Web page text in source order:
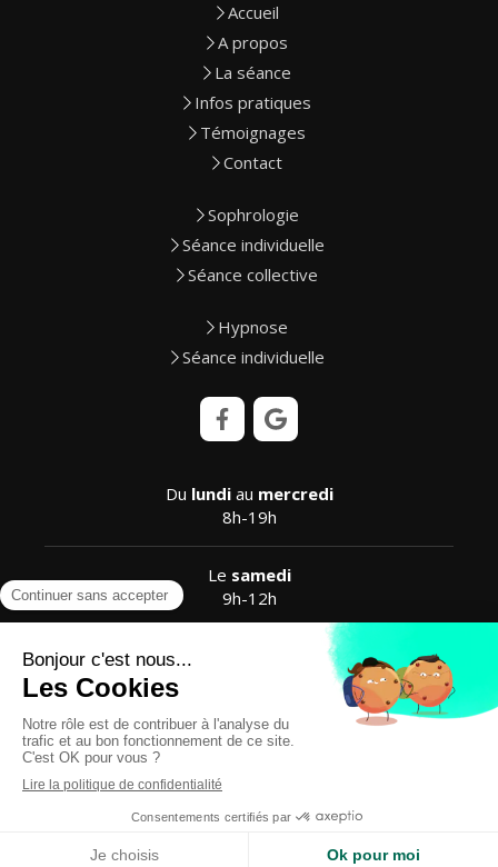
Accueil
A propos
La séance
Infos pratiques
Témoignages
Contact
Sophrologie
Séance individuelle
Séance collective
Hypnose
Séance individuelle
Du lundiau mercredi
8h-19h
Le samedi
9h-12h
Création et référencement du site par Simplébo
Ce site est parrainé par laChambre Syndicale de la Sophrologie